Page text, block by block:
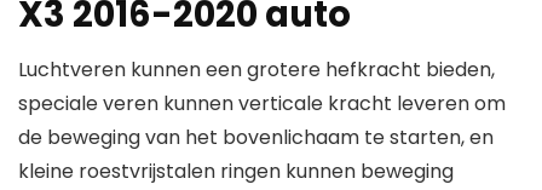
X3 2016-2020 auto
Luchtveren kunnen een grotere hefkracht bieden,
speciale veren kunnen verticale kracht leveren om
de beweging van het bovenlichaam te starten, en
kleine roestvrijstalen ringen kunnen beweging